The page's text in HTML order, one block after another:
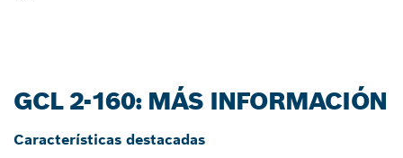
GCL 2-160: MÁS INFORMACIÓN
Características destacadas